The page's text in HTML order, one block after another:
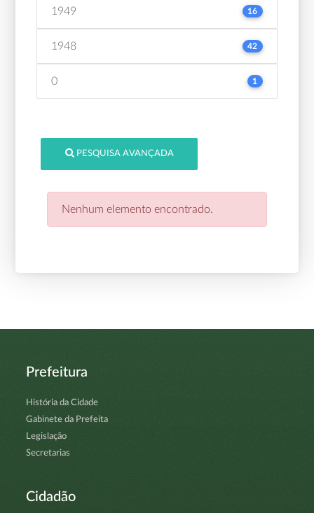
1949 16
1948 42
0 1
PESQUISA AVANÇADA
Nenhum elemento encontrado.
Prefeitura
História da Cidade
Gabinete da Prefeita
Legislação
Secretarias
Cidadão